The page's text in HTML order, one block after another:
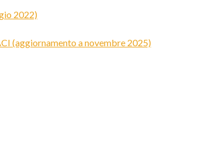
2022)
(aggiornamento a novembre 2025)